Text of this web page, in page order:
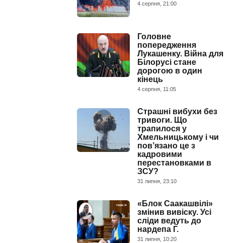
4 серпня, 21:00
Головне
попередження
Лукашенку. Війна для
Білорусі стане
дорогою в один
кінець
4 серпня, 11:05
Страшні вибухи без
тривоги. Що
трапилося у
Хмельницькому і чи
пов’язано це з
кадровими
перестановками в
ЗСУ?
31 липня, 23:10
«Блок Саакашвілі»
змінив вивіску. Усі
сліди ведуть до
нардепа Г.
31 липня, 10:20